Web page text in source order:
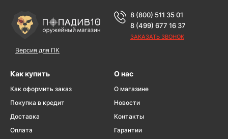
Версия для ПК
8 (800) 511 35 01
8 (499) 677 16 37
ЗАКАЗАТЬ ЗВОНОК
Как купить
Как оформить заказ
Покупка в кредит
Доставка
Оплата
О нас
О магазине
Новости
Контакты
Гарантии